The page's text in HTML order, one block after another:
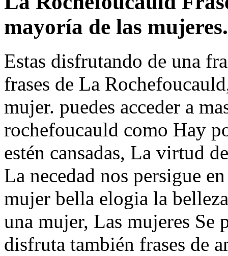
mayoría de las
Estas disfrutando de una
frases de La
mujer. puedes acceder a
rochefoucauld como Hay
estén cansadas, La virtud
La necedad nos persigue
mujer bella elogia la
una mujer, Las mujeres Se
disfruta también frases de